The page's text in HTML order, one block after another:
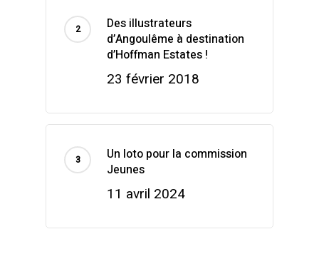
Des illustrateurs
d’Angoulême à destination
d’Hoffman Estates !
23 février 2018
Un loto pour la commission
Jeunes
11 avril 2024